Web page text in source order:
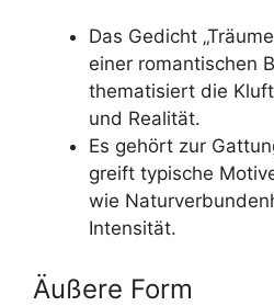
Das Gedicht
einer romantischen
thematisiert die
und Realität.
Es gehört zur
greift typische
wie
Intensität.
Äußere Form